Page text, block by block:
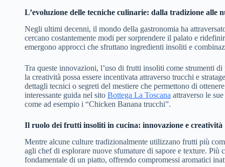
L’evoluzione delle tecniche culinarie: dalla tradizione alle
Negli ultimi decenni, il mondo della gastronomia ha
cercano costantemente modi per sorprendere il palato e
emergono approcci che sfruttano ingredienti insoliti e
Tra queste innovazioni, l’uso di frutti insoliti come strumenti
la creatività possa essere incentivata attraverso trucchi e
dettagli tecnici o segreti del mestiere che permettono di
interessante guida nel sito Bottega La Toscana attraverso le
come ad esempio i “Chicken Banana trucchi”.
Il ruolo dei frutti insoliti in cucina: innovazione e creatività
Mentre alcune culture tradizionalmente utilizzano frutti più
agli chef di esplorare nuove sfumature di sapore e texture.
fondamentale di un piatto, offrendo compromessi aromatici